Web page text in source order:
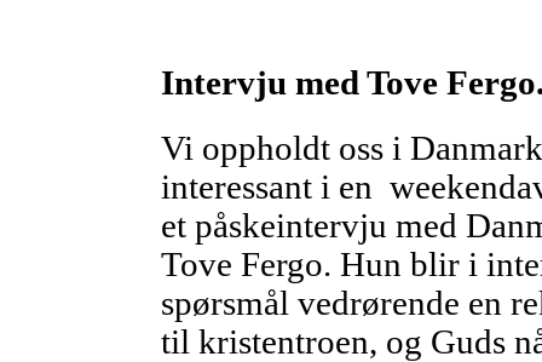
Intervju med Tove
Vi oppholdt oss i
interessant i en
et påskeintervju med
Tove Fergo. Hun blir i
spørsmål vedrørende en
til kristentroen, og Guds